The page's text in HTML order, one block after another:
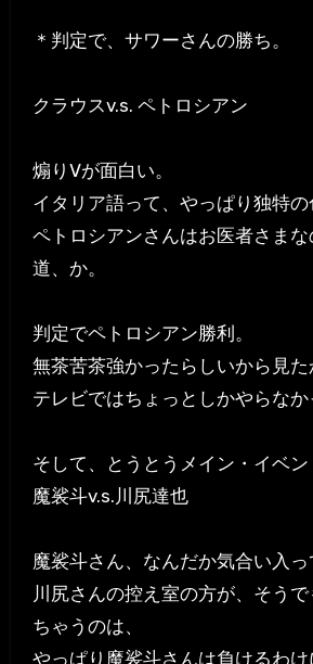
＊判定で、サワーさんの勝ち。
クラウスv.s. ペトロシアン
煽りVが面白い。
イタリア語って、やっぱり独特の
ペトロシアンさんはお医者さま
道、か。
判定でペトロシアン勝利。
無茶苦茶強かったらしいから見
テレビではちょっとしかやらなか
そして、とうとうメイン・イベン
魔裟斗v.s.川尻達也
魔裟斗さん、なんだか気合い入っ
川尻さんの控え室の方が、そう
ちゃうのは、
やっぱり魔裟斗さんは負けるわ